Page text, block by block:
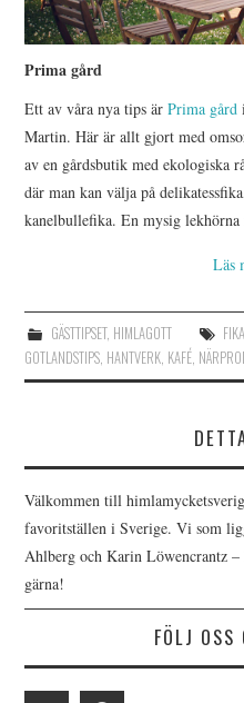
Prima gård
Ett av våra nya tips ärPrima gård
Martin. Här är allt gjort med
av en gårdsbutik med ekologiska
där man kan välja på
kanelbullefika. En mysig
Läs
GÄSTTIPSET, HIMLAGOTT FIKA
GOTLANDSTIPS HANTVERK KAFÉ
Välkommen till
favoritställen i Sverige. Vi som
Ahlberg och Karin Löwencrantz
gärna!
FÖLJ OSS